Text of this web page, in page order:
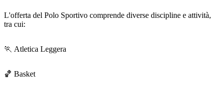
L'offerta del Polo Sportivo comprende diverse discipline e attività,
tra cui:
🏃 Atletica Leggera
🏀 Basket